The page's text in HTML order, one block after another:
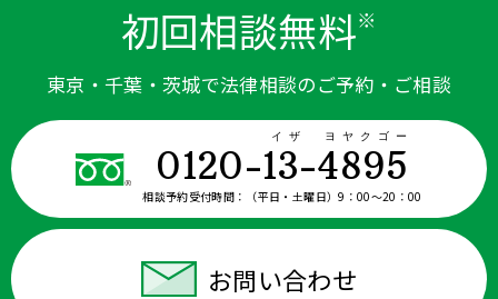
初回相談無料※
東京・千葉・茨城で法律相談のご予約・ご相談
0120-13-4895
イザ ヨヤクゴー
相談予約受付時間： （平日・土曜日）9：00〜20：00
お問い合わせ